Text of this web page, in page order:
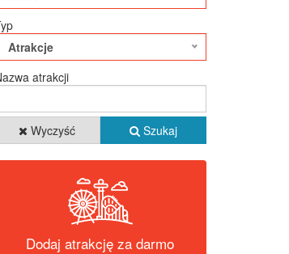
Atrakcje
atrakcji
Wyczyść Szukaj
Dodaj atrakcję za darmo